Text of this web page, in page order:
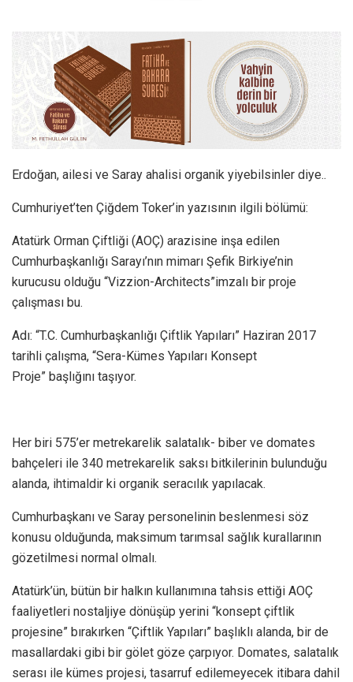
Erdoğan, ailesi ve Saray ahalisi organik yiyebilsinler diye..
Cumhuriyet’ten Çiğdem Toker’in yazısının ilgili bölümü:
Atatürk Orman Çiftliği (AOÇ) arazisine inşa edilen
Cumhurbaşkanlığı Sarayı’nın mimarı Şefik Birkiye’nin
kurucusu olduğu “Vizzion-Architects”imzalı bir proje
çalışması bu.
Adı: “T.C. Cumhurbaşkanlığı Çiftlik Yapıları” Haziran 2017
tarihli çalışma, “Sera-Kümes Yapıları Konsept
Proje” başlığını taşıyor.
Her biri 575’er metrekarelik salatalık- biber ve domates
bahçeleri ile 340 metrekarelik saksı bitkilerinin bulunduğu
alanda, ihtimaldir ki organik seracılık yapılacak.
Cumhurbaşkanı ve Saray personelinin beslenmesi söz
konusu olduğunda, maksimum tarımsal sağlık kurallarının
gözetilmesi normal olmalı.
Atatürk’ün, bütün bir halkın kullanımına tahsis ettiği AOÇ
faaliyetleri nostaljiye dönüşüp yerini “konsept çiftlik
projesine” bırakırken “Çiftlik Yapıları” başlıklı alanda, bir de
masallardaki gibi bir gölet göze çarpıyor. Domates, salatalık
serası ile kümes projesi, tasarruf edilemeyecek itibara dahil